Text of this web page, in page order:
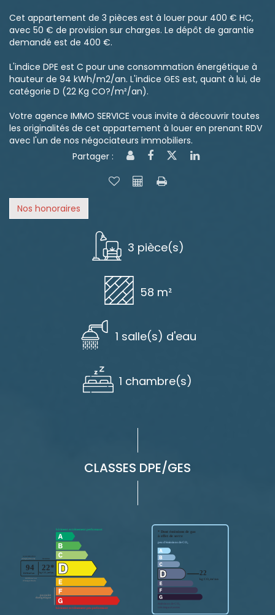
Cet appartement de 3 pièces est à louer pour 400 € HC,
avec 50 € de provision sur charges. Le dépôt de garantie
demandé est de 400 €.
L'indice DPE est C pour une consommation énergétique à
hauteur de 94 kWh/m2/an. L'indice GES est, quant à lui, de
catégorie D (22 Kg CO?/m²/an).
Votre agence IMMO SERVICE vous invite à découvrir toutes
les originalités de cet appartement à louer en prenant RDV
avec l'un de nos négociateurs immobiliers.
Partager :
Nos honoraires
3 pièce(s)
58 m²
1 salle(s) d'eau
1 chambre(s)
CLASSES DPE/GES